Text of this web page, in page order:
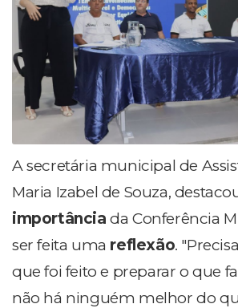
A secretária municipal de
Maria Izabel de Souza,
importância da Conferência
ser feita uma reflexão.
que foi feito e preparar o que
não há ninguém melhor do